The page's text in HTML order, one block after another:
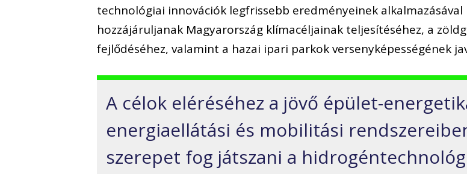
technológiai innovációk legfrissebb eredményeinek alkalmazásával
hozzájáruljanak Magyarország klímacéljainak teljesítéséhez, a
fejlődéséhez, valamint a hazai ipari parkok versenyképességének
A célok eléréséhez a jövő épület-
energiaellátási és mobilitási
szerepet fog játszani a